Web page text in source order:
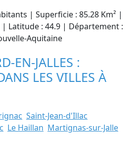
| Superficie : 85.28 Km² |
| Latitude : 44.9 | Département :
Aquitaine
EN-JALLES :
LES VILLES À
Saint-Jean-d'Illac
Le Haillan Martignas-sur-Jalle